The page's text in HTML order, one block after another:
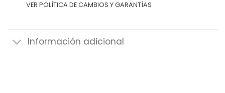
VER POLÍTICA DE CAMBIOS Y GARANTÍAS
Información adicional